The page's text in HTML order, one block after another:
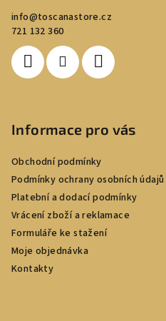
info@toscanastore.cz
721 132 360
Informace pro vás
Obchodní podmínky
Podmínky ochrany osobních údajů
Platební a dodací podmínky
Vrácení zboží a reklamace
Formuláře ke stažení
Moje objednávka
Kontakty